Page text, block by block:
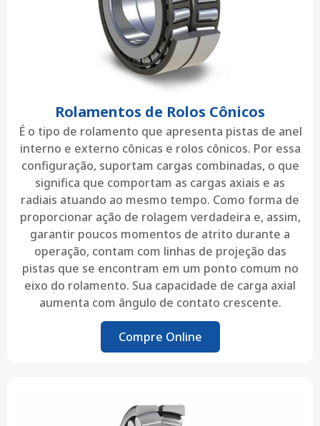
Rolamentos de Rolos Cônicos
É o tipo de rolamento que apresenta pistas de anel
interno e externo cônicas e rolos cônicos. Por essa
configuração, suportam cargas combinadas, o que
significa que comportam as cargas axiais e as
radiais atuando ao mesmo tempo. Como forma de
proporcionar ação de rolagem verdadeira e, assim,
garantir poucos momentos de atrito durante a
operação, contam com linhas de projeção das
pistas que se encontram em um ponto comum no
eixo do rolamento. Sua capacidade de carga axial
aumenta com ângulo de contato crescente.
Compre Online